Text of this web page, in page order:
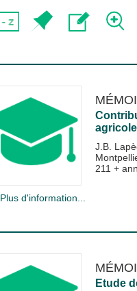
J.B.
211 +
Plus d'information...
Etude